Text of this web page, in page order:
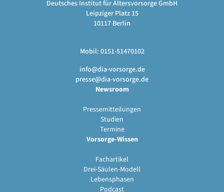
Deutsches Institut für Altersvorsorge GmbH
Leipziger Platz 15
10117 Berlin
Mobil: 0151-51470102
info@dia-vorsorge.de
presse@dia-vorsorge.de
Newsroom
Pressemitteilungen
Studien
Termine
Vorsorge-Wissen
Fachartikel
Drei-Säulen-Modell
Lebensphasen
Podcast